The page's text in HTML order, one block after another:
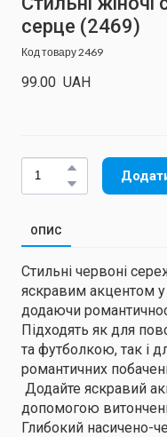
серце (2469)
Код товару 2469
99.00  UAH
ОПИС
Стильні червоні
яскравим акцентом
додаючи
Підходять як для
та футболкою, так і
романтичних
Додайте яскравий
допомогою
Глибокий насичено-